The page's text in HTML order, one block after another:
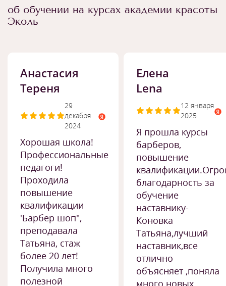
об обучении на курсах академии красоты
Эколь
Анастасия
Тереня
29
декабря
2024
Хорошая школа!
Профессиональные
педагоги!
Проходила
повышение
квалификации
'Барбер шоп",
преподавала
Татьяна, стаж
более 20 лет!
Получила много
полезной
Елена
Lena
12 января
2025
Я прошла курсы
барберов,
повышение
благодарность за
обучение
наставнику-
Коновка
Татьяна,лучший
наставник,все
отлично
объясняет ,поняла